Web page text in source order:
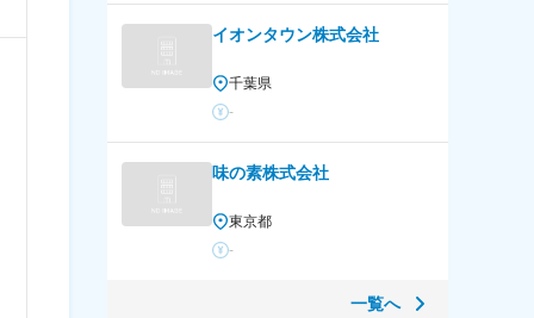
イオンタウン株式会社
千葉県
-
味の素株式会社
東京都
-
一覧へ